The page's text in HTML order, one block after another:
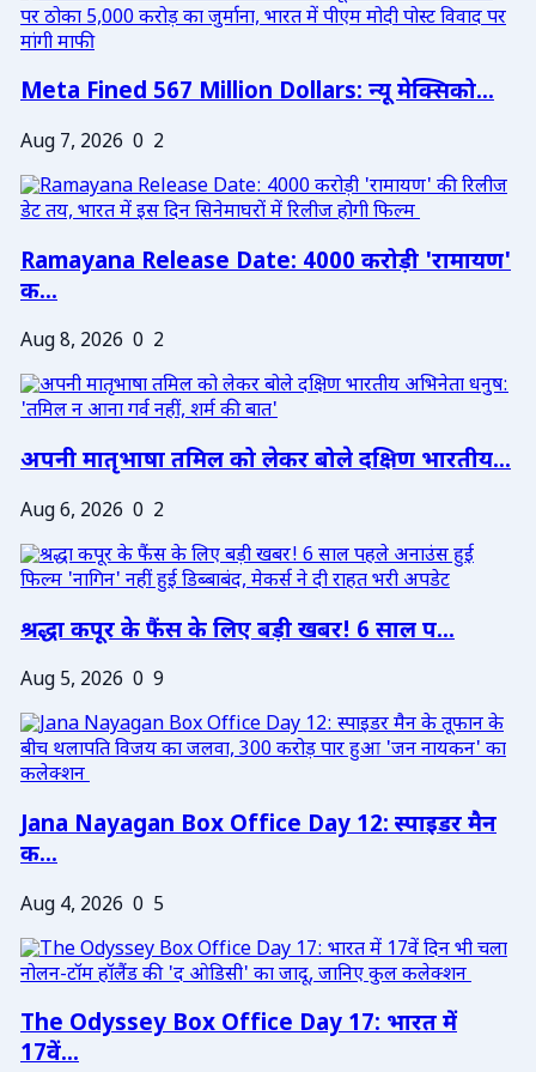
Meta Fined 567 Million Dollars: न्यू मेक्सिको...
Aug 7, 2026 0 2
Ramayana Release Date: 4000 करोड़ी 'रामायण'
क...
Aug 8, 2026 0 2
अपनी मातृभाषा तमिल को लेकर बोले दक्षिण भारतीय...
Aug 6, 2026 0 2
श्रद्धा कपूर के फैंस के लिए बड़ी खबर! 6 साल प...
Aug 5, 2026 0 9
Jana Nayagan Box Office Day 12: स्पाइडर मैन
क...
Aug 4, 2026 0 5
The Odyssey Box Office Day 17: भारत में
17वें...